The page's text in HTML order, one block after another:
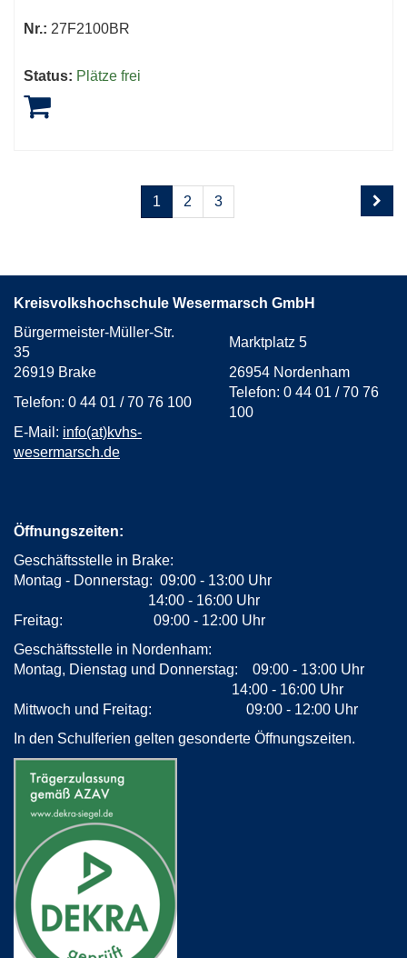
Nr.: 27F2100BR
Status: Plätze frei
Seiten
blättern
1 2 3
Kreisvolkshochschule Wesermarsch GmbH
Bürgermeister-Müller-Str.
35
Marktplatz 5
26919 Brake
26954 Nordenham
Telefon: 0 44 01 / 70 76 100
Telefon: 0 44 01 / 70 76
100
E-Mail: info(at)kvhs-
wesermarsch.de
Öffnungszeiten:
Geschäftsstelle in Brake:
Montag - Donnerstag: 09:00 - 13:00 Uhr
14:00 - 16:00 Uhr
Freitag: 09:00 - 12:00 Uhr
Geschäftsstelle in Nordenham:
Montag, Dienstag und Donnerstag: 09:00 - 13:00 Uhr
14:00 - 16:00 Uhr
Mittwoch und Freitag: 09:00 - 12:00 Uhr
In den Schulferien gelten gesonderte Öffnungszeiten.